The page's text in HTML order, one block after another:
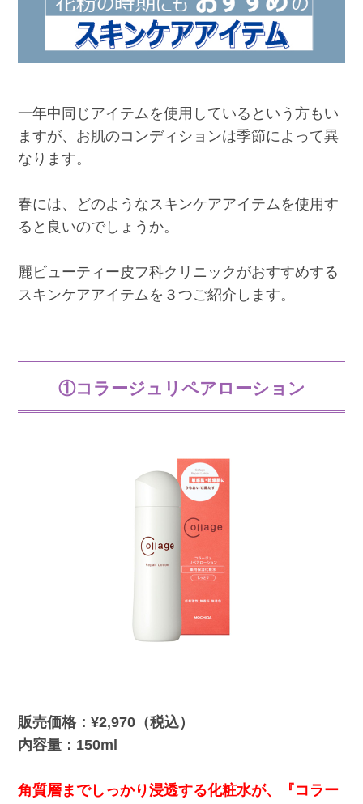
一年中同じアイテムを使用しているという方もい
ますが、お肌のコンディションは季節によって異
なります。
春には、どのようなスキンケアアイテムを使用す
ると良いのでしょうか。
麗ビューティー皮フ科クリニックがおすすめする
スキンケアアイテムを３つご紹介します。
①コラージュリペアローション
販売価格：¥2,970（税込）
内容量：150ml
角質層までしっかり浸透する化粧水が、『コラー